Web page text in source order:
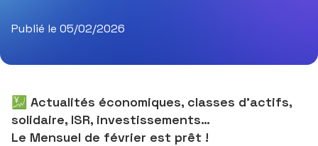
Publié le 05/02/2026
💹 Actualités économiques, classes d'actifs,
solidaire, ISR, investissements…
Le Mensuel de février est prêt !